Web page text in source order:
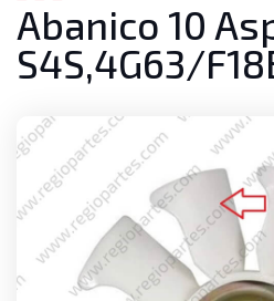
Abanico 10
S4S,4G63/